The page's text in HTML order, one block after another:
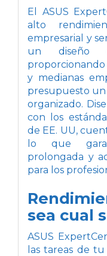
El ASUS
alto
empresarial y
un diseño
y medianas
presupuesto un
organizado.
con los
de EE. UU,
lo que
prolongada y
para los
sea cual
ASUS
las tareas de